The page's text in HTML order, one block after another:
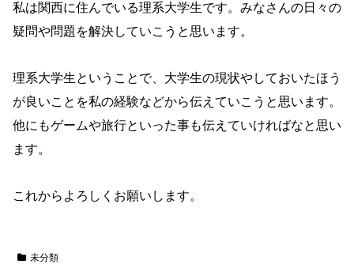
私は関西に住んでいる理系大学生です。みなさんの日々の
疑問や問題を解決していこうと思います。
理系大学生ということで、大学生の現状やしておいたほう
が良いことを私の経験などから伝えていこうと思います。
他にもゲームや旅行といった事も伝えていければなと思い
ます。
これからよろしくお願いします。
未分類